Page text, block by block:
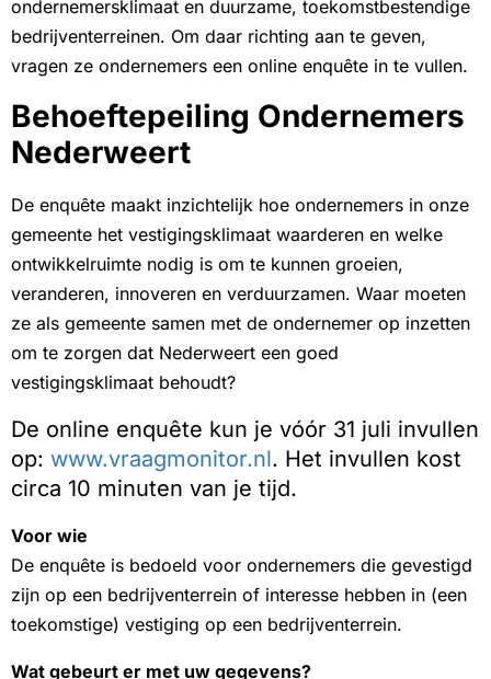
ondernemersklimaat en duurzame, toekomstbestendige
bedrijventerreinen. Om daar richting aan te geven,
vragen ze ondernemers een online enquête in te vullen.
Behoeftepeiling Ondernemers
Nederweert
De enquête maakt inzichtelijk hoe ondernemers in onze
gemeente het vestigingsklimaat waarderen en welke
ontwikkelruimte nodig is om te kunnen groeien,
veranderen, innoveren en verduurzamen. Waar moeten
ze als gemeente samen met de ondernemer op inzetten
om te zorgen dat Nederweert een goed
vestigingsklimaat behoudt?
De online enquête kun je vóór 31 juli invullen
op: www.vraagmonitor.nl. Het invullen kost
circa 10 minuten van je tijd.
Voor wie
De enquête is bedoeld voor ondernemers die gevestigd
zijn op een bedrijventerrein of interesse hebben in (een
toekomstige) vestiging op een bedrijventerrein.
Wat gebeurt er met uw gegevens?